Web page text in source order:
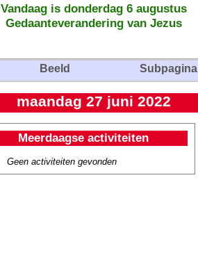
Vandaag is donderdag 6 augustus
Gedaanteverandering van Jezus
Beeld Subpagina
maandag 27 juni 2022
Meerdaagse activiteiten
Geen activiteiten gevonden